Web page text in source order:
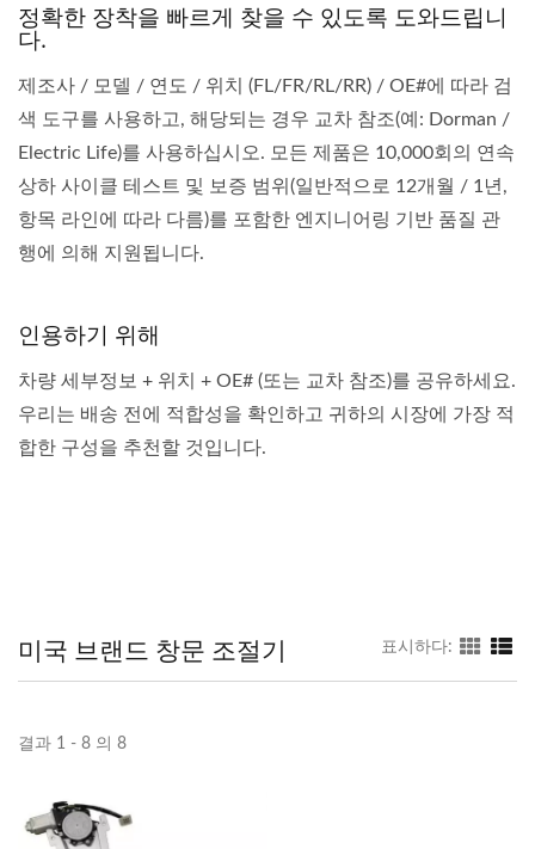
정확한 장착을 빠르게 찾을 수 있도록 도와드립니
다.
제조사 / 모델 / 연도 / 위치 (FL/FR/RL/RR) / OE#에 따라 검
색 도구를 사용하고, 해당되는 경우 교차 참조(예: Dorman /
Electric Life)를 사용하십시오. 모든 제품은 10,000회의 연속
상하 사이클 테스트 및 보증 범위(일반적으로 12개월 / 1년,
항목 라인에 따라 다름)를 포함한 엔지니어링 기반 품질 관
행에 의해 지원됩니다.
인용하기 위해
차량 세부정보 + 위치 + OE# (또는 교차 참조)를 공유하세요.
우리는 배송 전에 적합성을 확인하고 귀하의 시장에 가장 적
합한 구성을 추천할 것입니다.
미국 브랜드 창문 조절기 표시하다:
결과 1 - 8 의 8